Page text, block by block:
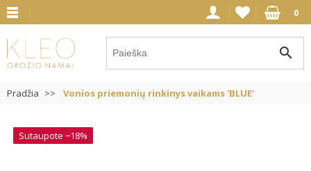
0
search
Pradžia Vonios priemonių rinkinys vaikams 'BLUE'
Sutaupote −18%
Sutaupote −18%